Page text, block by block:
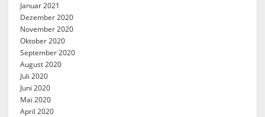
Januar 2021
Dezember 2020
November 2020
Oktober 2020
September 2020
August 2020
Juli 2020
Juni 2020
Mai 2020
April 2020